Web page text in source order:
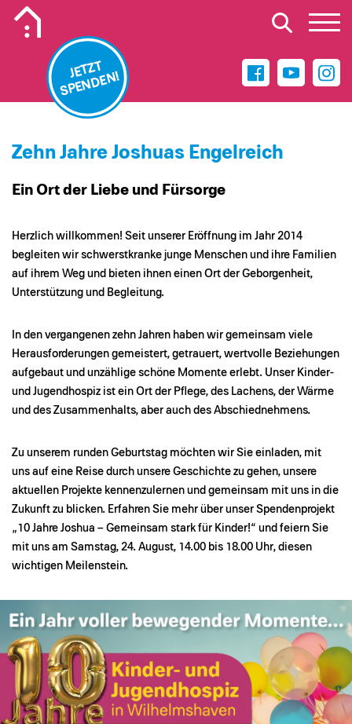
JETZT
SPENDEN!
Zehn Jahre Joshuas Engelreich
Ein Ort der Liebe und Fürsorge
Herzlich willkommen! Seit unserer Eröffnung im Jahr 2014
begleiten wir schwerstkranke junge Menschen und ihre Familien
auf ihrem Weg und bieten ihnen einen Ort der Geborgenheit,
Unterstützung und Begleitung.
In den vergangenen zehn Jahren haben wir gemeinsam viele
Herausforderungen gemeistert, getrauert, wertvolle Beziehungen
aufgebaut und unzählige schöne Momente erlebt. Unser Kinder-
und Jugendhospiz ist ein Ort der Pflege, des Lachens, der Wärme
und des Zusammenhalts, aber auch des Abschiednehmens.
Zu unserem runden Geburtstag möchten wir Sie einladen, mit
uns auf eine Reise durch unsere Geschichte zu gehen, unsere
aktuellen Projekte kennenzulernen und gemeinsam mit uns in die
Zukunft zu blicken. Erfahren Sie mehr über unser Spendenprojekt
„10 Jahre Joshua – Gemeinsam stark für Kinder!“ und feiern Sie
mit uns am Samstag, 24. August, 14.00 bis 18.00 Uhr, diesen
wichtigen Meilenstein.
Mobiles Logo des Kinderhospiz Wilhelmshaven